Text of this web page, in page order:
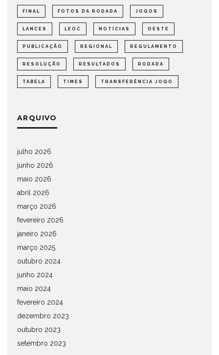
FINAL FOTOS DA RODADA JOGOS
LANCES LEOC NOTÍCIAS OESTE
PUBLICAÇÃO REGIONAL REGULAMENTO
RESOLUÇÃO RESULTADOS RODADA
TABELA TIMES TRANSFERÊNCIA JOGO
ARQUIVO
julho 2026
junho 2026
maio 2026
abril 2026
março 2026
fevereiro 2026
janeiro 2026
março 2025
outubro 2024
junho 2024
maio 2024
fevereiro 2024
dezembro 2023
outubro 2023
setembro 2023